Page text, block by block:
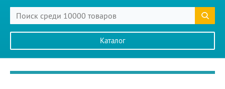
Каталог
Главное меню сайта